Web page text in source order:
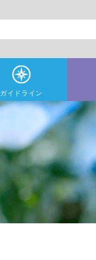
ガイドライン